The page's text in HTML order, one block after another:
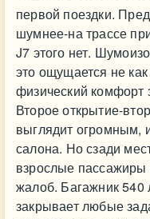
первой поездки.
шумнее-на трассе
J7 этого нет.
это ощущается не
физический комфорт
Второе открытие-
выглядит огромным,
салона. Но сзади
взрослые пассажиры
жалоб. Багажник 540
закрывает любые